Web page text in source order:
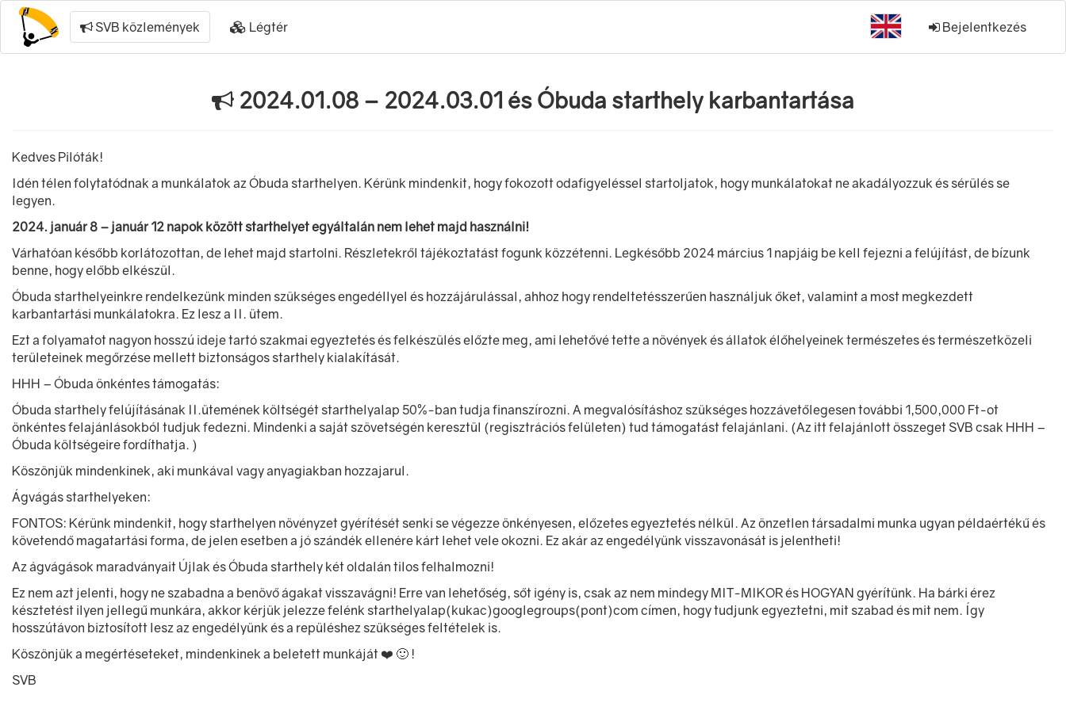
SVB közlemények Légtér Bejelentkezés
2024.01.08 – 2024.03.01 és Óbuda starthely karbantartása
Kedves Pilóták!
Idén télen folytatódnak a munkálatok az Óbuda starthelyen. Kérünk mindenkit, hogy fokozott odafigyeléssel startoljatok, hogy munkálatokat ne akadályozzuk és sérülés se
legyen.
2024. január 8 – január 12 napok között starthelyet egyáltalán nem lehet majd használni!
Várhatóan később korlátozottan, de lehet majd startolni. Részletekről tájékoztatást fogunk közzétenni. Legkésőbb 2024 március 1 napjáig be kell fejezni a felújítást, de bízunk
benne, hogy előbb elkészül.
Óbuda starthelyeinkre rendelkezünk minden szükséges engedéllyel és hozzájárulással, ahhoz hogy rendeltetésszerűen használjuk őket, valamint a most megkezdett
karbantartási munkálatokra. Ez lesz a II. ütem.
Ezt a folyamatot nagyon hosszú ideje tartó szakmai egyeztetés és felkészülés előzte meg, ami lehetővé tette a növények és állatok élőhelyeinek természetes és természetközeli
területeinek megőrzése mellett biztonságos starthely kialakítását.
HHH – Óbuda önkéntes támogatás:
Óbuda starthely felújításának II.ütemének költségét starthelyalap 50%-ban tudja finanszírozni. A megvalósításhoz szükséges hozzávetőlegesen további 1,500,000 Ft-ot
önkéntes felajánlásokból tudjuk fedezni. Mindenki a saját szövetségén keresztül (regisztrációs felületen) tud támogatást felajánlani. (Az itt felajánlott összeget SVB csak HHH –
Óbuda költségeire fordíthatja. )
Köszönjük mindenkinek, aki munkával vagy anyagiakban hozzajarul.
Ágvágás starthelyeken:
FONTOS: Kérünk mindenkit, hogy starthelyen növényzet gyérítését senki se végezze önkényesen, előzetes egyeztetés nélkül. Az önzetlen társadalmi munka ugyan példaértékű és
követendő magatartási forma, de jelen esetben a jó szándék ellenére kárt lehet vele okozni. Ez akár az engedélyünk visszavonását is jelentheti!
Az ágvágások maradványait Újlak és Óbuda starthely két oldalán tilos felhalmozni!
Ez nem azt jelenti, hogy ne szabadna a benövő ágakat visszavágni! Erre van lehetőség, sőt igény is, csak az nem mindegy MIT-MIKOR és HOGYAN gyérítünk. Ha bárki érez
késztetést ilyen jellegű munkára, akkor kérjük jelezze felénk starthelyalap(kukac)googlegroups(pont)com címen, hogy tudjunk egyeztetni, mit szabad és mit nem. Így
hosszútávon biztosított lesz az engedélyünk és a repüléshez szükséges feltételek is.
Köszönjük a megértéseteket, mindenkinek a beletett munkáját ❤️ 🙂 !
SVB